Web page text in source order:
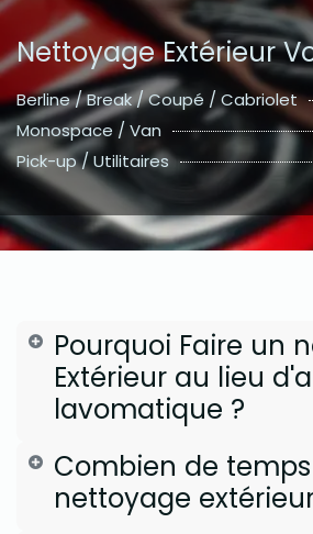
Nettoyage Extérieur
Berline / Break / Coupé / Cabriolet
Monospace / Van
Pick-up / Utilitaires
Pourquoi Faire un
Extérieur au lieu
lavomatique ?
Combien de
nettoyage